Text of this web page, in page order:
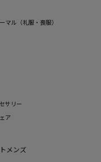
マル（礼服・喪服）
サリー
ア
メンズ